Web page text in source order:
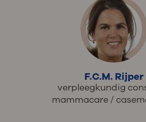
F.C.M. Rijper
verpleegkundig
mammacare /